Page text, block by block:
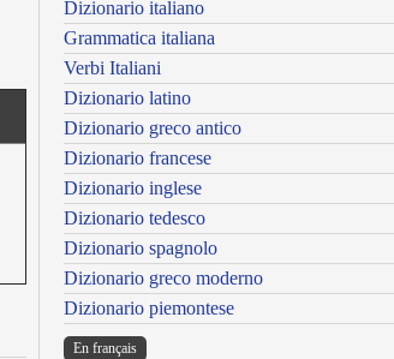
Dizionario italiano
Grammatica italiana
Verbi Italiani
Dizionario latino
Dizionario greco antico
Dizionario francese
Dizionario inglese
Dizionario tedesco
Dizionario spagnolo
Dizionario greco moderno
Dizionario piemontese
En français